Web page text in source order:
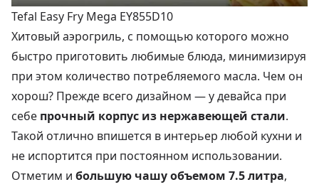
Tefal Easy Fry Mega EY855D10
Хитовый аэрогриль, с помощью которого можно
быстро приготовить любимые блюда, минимизируя
при этом количество потребляемого масла. Чем он
хорош? Прежде всего дизайном — у девайса при
себе прочный корпус из нержавеющей стали.
Такой отлично впишется в интерьер любой кухни и
не испортится при постоянном использовании.
Отметим и большую чашу объемом 7.5 литра,